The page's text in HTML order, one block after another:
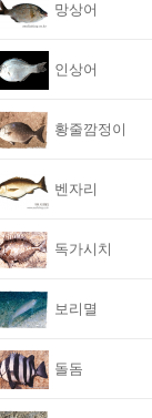
망상어
인상어
황줄깜정이
벤자리
독가시치
보리멸
돌돔